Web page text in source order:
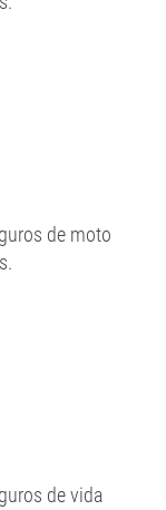
de moto
de vida